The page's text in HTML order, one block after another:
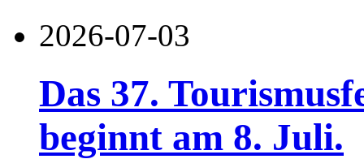
2026-07-03
Das 37.
beginnt am 8. Juli.